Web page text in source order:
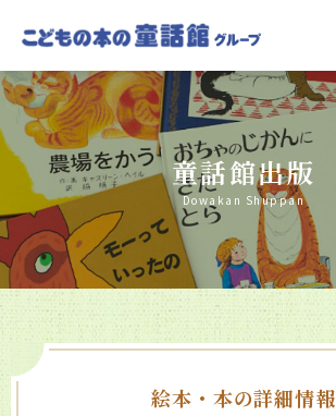
童話館出版
Dowakan Shuppan
絵本・本の詳細情報